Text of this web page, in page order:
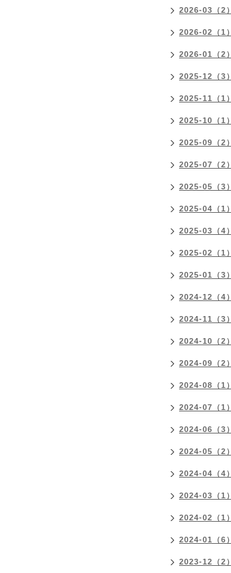
2026-03（2）
2026-02（1）
2026-01（2）
2025-12（3）
2025-11（1）
2025-10（1）
2025-09（2）
2025-07（2）
2025-05（3）
2025-04（1）
2025-03（4）
2025-02（1）
2025-01（3）
2024-12（4）
2024-11（3）
2024-10（2）
2024-09（2）
2024-08（1）
2024-07（1）
2024-06（3）
2024-05（2）
2024-04（4）
2024-03（1）
2024-02（1）
2024-01（6）
2023-12（2）